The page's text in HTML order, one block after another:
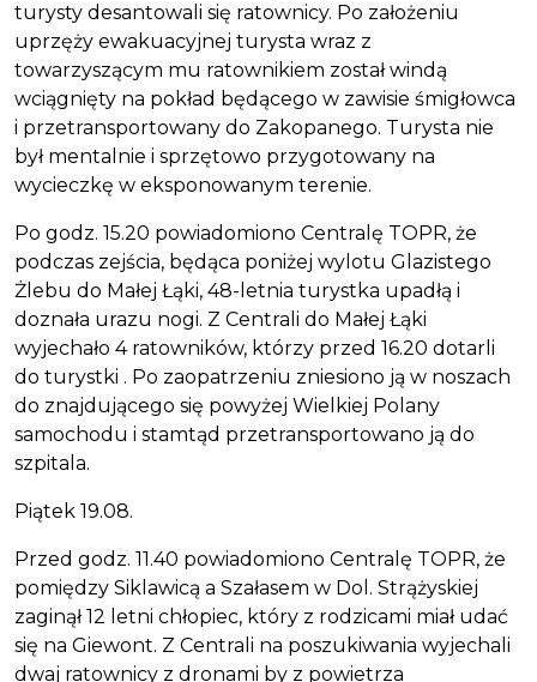
turysty desantowali się ratownicy. Po założeniu
uprzęży ewakuacyjnej turysta wraz z
towarzyszącym mu ratownikiem został windą
wciągnięty na pokład będącego w zawisie śmigłowca
i przetransportowany do Zakopanego. Turysta nie
był mentalnie i sprzętowo przygotowany na
wycieczkę w eksponowanym terenie.
Po godz. 15.20 powiadomiono Centralę TOPR, że
podczas zejścia, będąca poniżej wylotu Glazistego
Żlebu do Małej Łąki, 48-letnia turystka upadłą i
doznała urazu nogi. Z Centrali do Małej Łąki
wyjechało 4 ratowników, którzy przed 16.20 dotarli
do turystki . Po zaopatrzeniu zniesiono ją w noszach
do znajdującego się powyżej Wielkiej Polany
samochodu i stamtąd przetransportowano ją do
szpitala.
Piątek 19.08.
Przed godz. 11.40 powiadomiono Centralę TOPR, że
pomiędzy Siklawicą a Szałasem w Dol. Strążyskiej
zaginął 12 letni chłopiec, który z rodzicami miał udać
się na Giewont. Z Centrali na poszukiwania wyjechali
dwaj ratownicy z dronami by z powietrza